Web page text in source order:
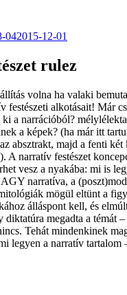
042015-12-01
rulez
volna ha valaki
festészeti alkotásait! Már
a narrációból?
a képek? (ha már itt
absztrakt, majd a fenti két
A narratív festészet
vesz a nyakába: mi is
narratíva, a
mögül eltünt a
álláspont kell, és
megadta a témát –
Tehát mindenkinek
legyen a narratív tartalom